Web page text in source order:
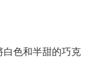
色和半甜的巧克